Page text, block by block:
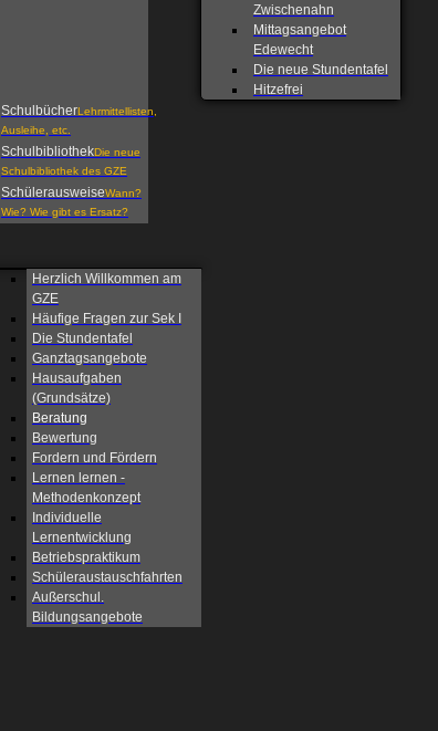
Zwischenahn
Mittagsangebot
Edewecht
Die neue Stundentafel
Hitzefrei
SchulbücherLehrmittellisten,
Ausleihe, etc.
SchulbibliothekDie neue
Schulbibliothek des GZE
SchülerausweiseWann?
Wie? Wie gibt es Ersatz?
Herzlich Willkommen am
GZE
Häufige Fragen zur Sek I
Die Stundentafel
Ganztagsangebote
Hausaufgaben
(Grundsätze)
Beratung
Bewertung
Fordern und Fördern
Lernen lernen -
Methodenkonzept
Individuelle
Lernentwicklung
Betriebspraktikum
Schüleraustauschfahrten
Außerschul.
Bildungsangebote